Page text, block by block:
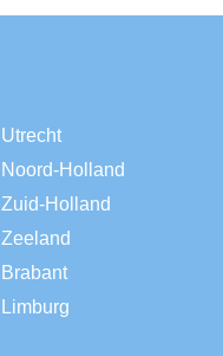
Utrecht
Noord-Holland
Zuid-Holland
Zeeland
Brabant
Limburg